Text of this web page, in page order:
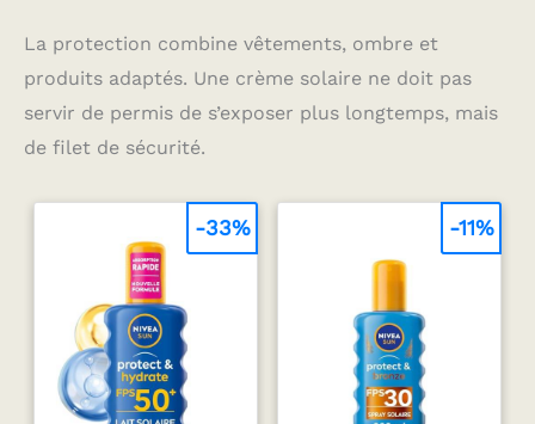
La protection combine vêtements, ombre et
produits adaptés. Une crème solaire ne doit pas
servir de permis de s’exposer plus longtemps, mais
de filet de sécurité.
-33% -11%